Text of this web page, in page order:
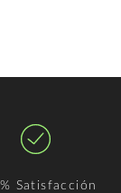
Satisfacción